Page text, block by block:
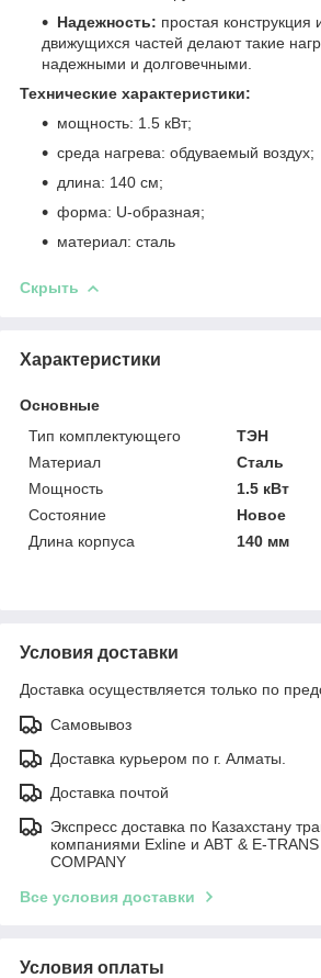
Надежность: простая конструкция
движущихся частей делают такие
надежными и долговечными.
Технические характеристики:
мощность: 1.5 кВт;
среда нагрева: обдуваемый воздух;
длина: 140 см;
форма: U-образная;
материал: сталь
Скрыть
Характеристики
Основные
Тип комплектующего
ТЭН
Материал
Сталь
Мощность
1.5 кВт
Состояние
Новое
Длина корпуса
140 мм
Условия доставки
Доставка осуществляется только по
Самовывоз
Доставка курьером по г. Алматы.
Доставка почтой
Экспресс доставка по Казахстану
компаниями Exline и ABT & E-
COMPANY
Все условия доставки
Условия оплаты